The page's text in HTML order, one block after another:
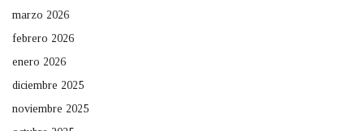
marzo 2026
febrero 2026
enero 2026
diciembre 2025
noviembre 2025